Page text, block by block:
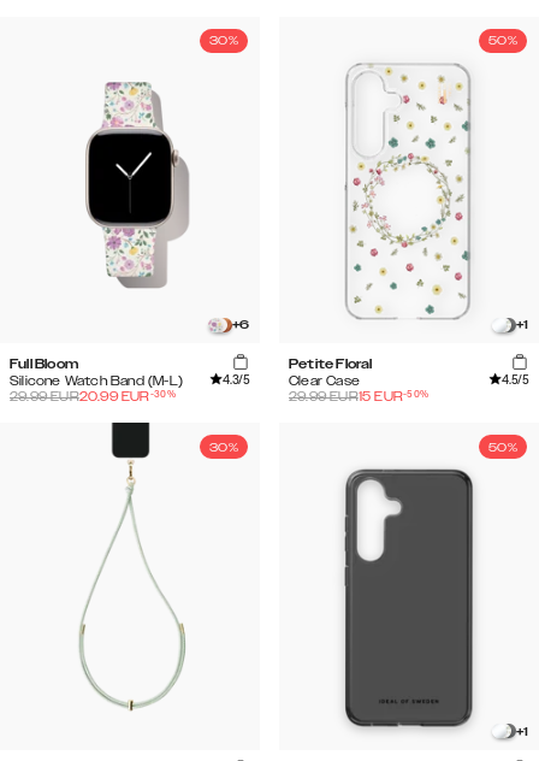
30%
+6
Full Bloom
Silicone Watch Band (M-L)
4.3/5
29.99EUR20.99 EUR-30%
50%
+1
Petite Floral
Clear Case
4.5/5
29.99EUR15 EUR-50%
30% 50%
+1